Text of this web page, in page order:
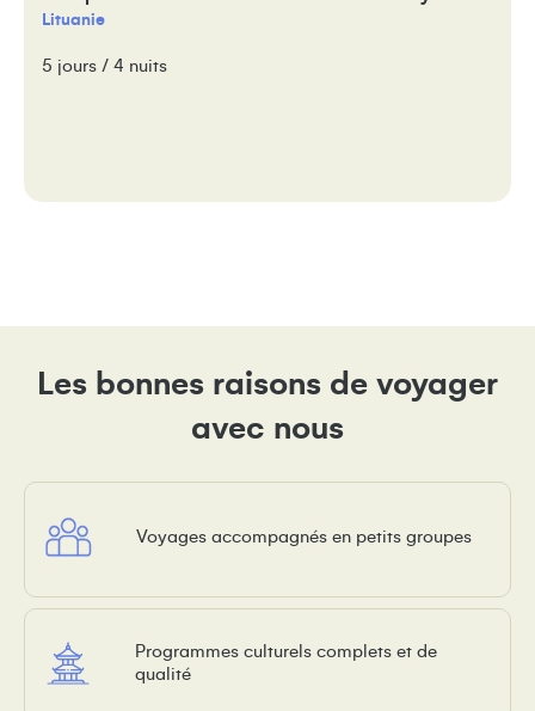
Lituanie
5 jours / 4 nuits
Les bonnes raisons de voyager
avec nous
Voyages accompagnés en petits groupes
Programmes culturels complets et de
qualité